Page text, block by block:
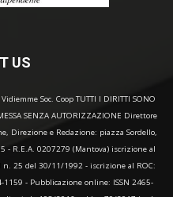
US
Soc. Coop TUTTI I DIRITTI SONO
SENZA AUTORIZZAZIONE Direttore
Direzione e Redazione: piazza Sordello,
- R.E.A. 0207279 (Mantova) iscrizione al
25 del 30/11/1992 - iscrizione al ROC:
- Pubblicazione online: ISSN 2465-